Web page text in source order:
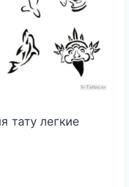
тату легкие